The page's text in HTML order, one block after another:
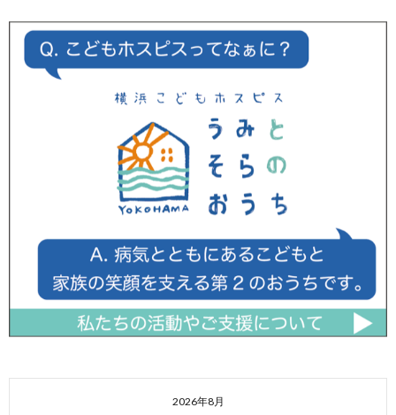
2026年8月